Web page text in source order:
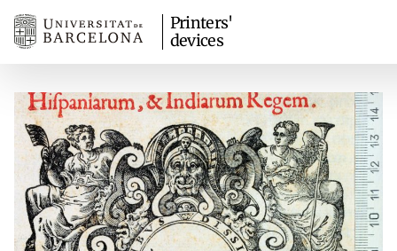
Printers'
devices